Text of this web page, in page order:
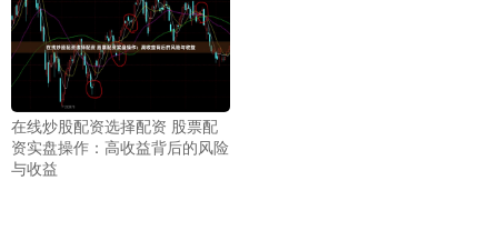
在线炒股配资选择配资 股票配
资实盘操作：高收益背后的风险
与收益